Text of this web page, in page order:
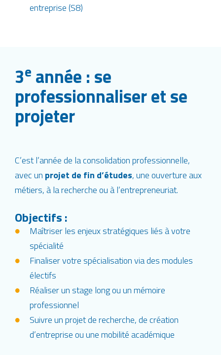
entreprise (S8)
3e année : se
professionnaliser et se
projeter
C’est l’année de la consolidation professionnelle,
avec un projet de fin d’études, une ouverture aux
métiers, à la recherche ou à l’entrepreneuriat.
Objectifs :
Maîtriser les enjeux stratégiques liés à votre
spécialité
Finaliser votre spécialisation via des modules
électifs
Réaliser un stage long ou un mémoire
professionnel
Suivre un projet de recherche, de création
d’entreprise ou une mobilité académique